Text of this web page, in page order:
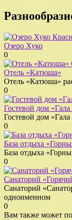
Озеро Хуко
0
Отель «Катюша»
Отель «Катюша»
0
Гостевой дом «Гала
Гостевой дом
0
База отдыха
База отдыха
0
Санаторий
Санаторий
одноименном
0
Вам также может